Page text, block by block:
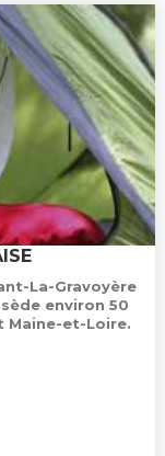
La-Gravoyère
environ 50
Maine-et-Loire.